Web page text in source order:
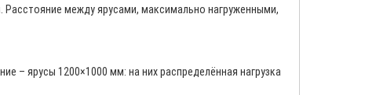
между ярусами, максимально нагруженными,
– ярусы 1200×1000 мм: на них распределённая нагрузка